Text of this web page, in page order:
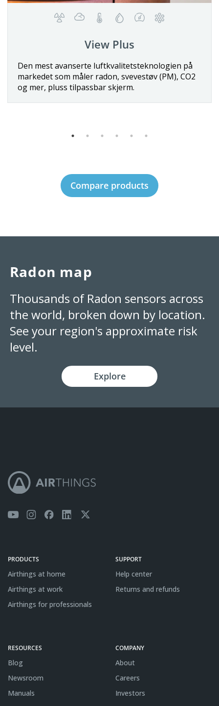
View Plus
Den mest avanserte luftkvalitetsteknologien på
markedet som måler radon, svevestøv (PM), CO2
og mer, pluss tilpassbar skjerm.
Detaljer
Kjøp nå
Compare products
Radon map
Thousands of Radon sensors across
the world, broken down by location.
See your region's approximate risk
level.
Explore
PRODUCTS
Airthings at home
Airthings at work
Airthings for professionals
SUPPORT
Help center
Returns and refunds
RESOURCES
Blog
Newsroom
Manuals
COMPANY
About
Careers
Investors